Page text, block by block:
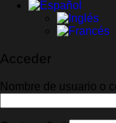
Acceder
Nombre de usuario o